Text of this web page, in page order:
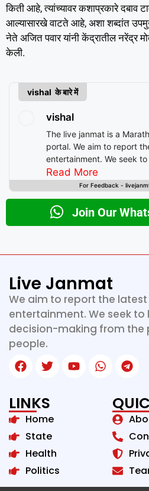
किती आहे, त्यांच्यावर कशाप्रकारे दबाव
आल्यासारखे वाटते आहे, अशा शब्दांत
नेते अजित पवार यांनी केंद्रातील नरेंद्र
केली.
vishal के बारे में
vishal
The live janmat is a
portal. We aim to report
entertainment. We seek
decision-making from the
Read More
For Feedback -
Join Our
Live Janmat
We aim to report the latest
entertainment. We seek
decision-making from the
people.
LINKS
Home
State
Health
Politics